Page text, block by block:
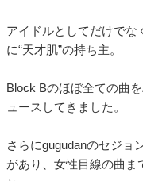
アイドルとしてだけでな
に“天才肌”の持ち主。
Block Bのほぼ全ての曲
ュースしてきました。
さらにgugudanのセジョ
があり、女性目線の曲ま